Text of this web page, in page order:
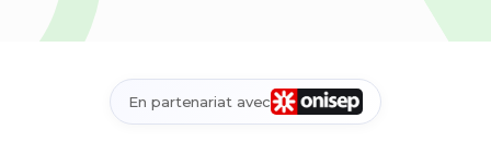
En partenariat avec